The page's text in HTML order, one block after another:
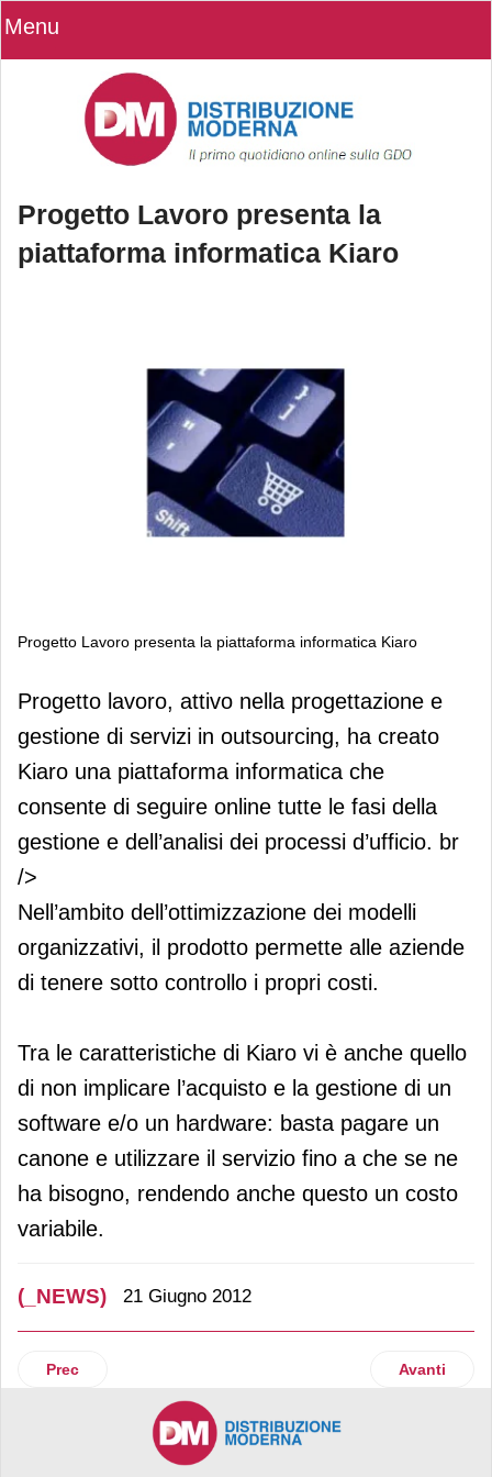
Menu
Progetto Lavoro presenta la
piattaforma informatica Kiaro
Progetto Lavoro presenta la piattaforma informatica Kiaro
Progetto Lavoro presenta la
piattaforma informatica Kiaro
Progetto lavoro, attivo nella progettazione e
gestione di servizi in outsourcing, ha creato
Kiaro una piattaforma informatica che
consente di seguire online tutte le fasi della
gestione e dell’analisi dei processi d’ufficio. br
/>
Nell’ambito dell’ottimizzazione dei modelli
organizzativi, il prodotto permette alle aziende
di tenere sotto controllo i propri costi.
Tra le caratteristiche di Kiaro vi è anche quello
di non implicare l’acquisto e la gestione di un
software e/o un hardware: basta pagare un
canone e utilizzare il servizio fino a che se ne
ha bisogno, rendendo anche questo un costo
variabile.
(_NEWS) 21 Giugno 2012
Articolo precedente: St. Dalfour propone i nuovi topping
Prec Articolo
Avanti